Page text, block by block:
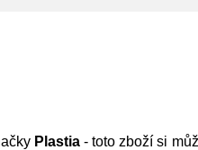
Plastia- toto zboží si